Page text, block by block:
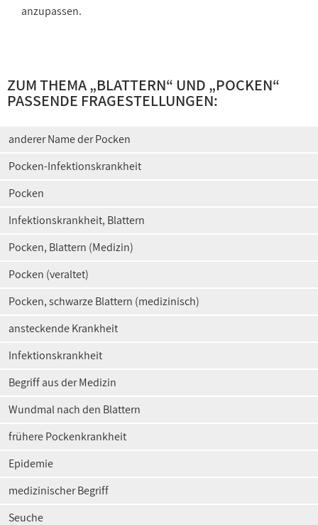
anzupassen.
ZUM THEMA „BLATTERN“ UND „POCKEN“
PASSENDE FRAGESTELLUNGEN:
anderer Name der Pocken
Pocken-Infektionskrankheit
Pocken
Infektionskrankheit, Blattern
Pocken, Blattern (Medizin)
Pocken (veraltet)
Pocken, schwarze Blattern (medizinisch)
ansteckende Krankheit
Infektionskrankheit
Begriff aus der Medizin
Wundmal nach den Blattern
frühere Pockenkrankheit
Epidemie
medizinischer Begriff
Seuche